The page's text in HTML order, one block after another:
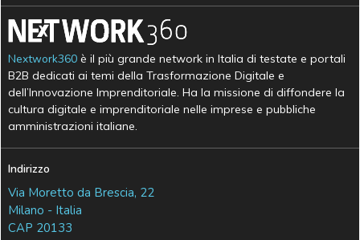
Nextwork360 è il più grande network in Italia di testate e portali
B2B dedicati ai temi della Trasformazione Digitale e
dell’Innovazione Imprenditoriale. Ha la missione di diffondere la
cultura digitale e imprenditoriale nelle imprese e pubbliche
amministrazioni italiane.
Indirizzo
Via Moretto da Brescia, 22
Milano - Italia
CAP 20133